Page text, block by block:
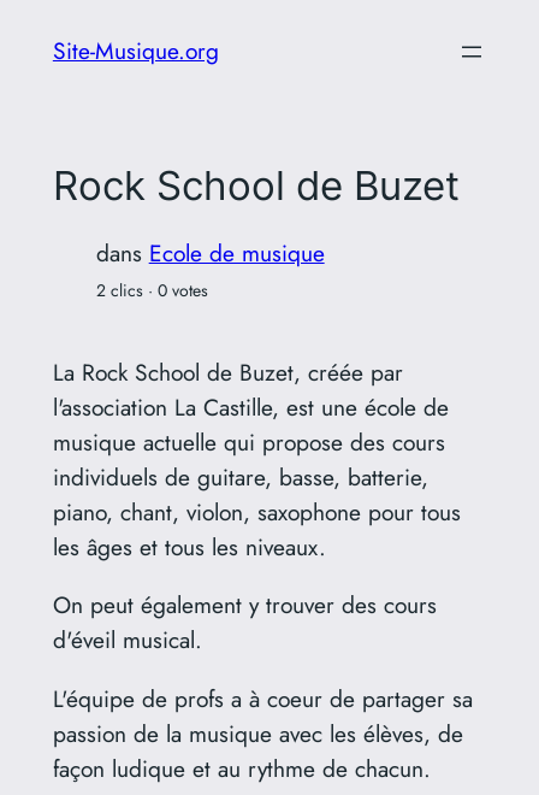
Site-Musique.org
Rock School de Buzet
dans Ecole de musique
2 clics · 0 votes
La Rock School de Buzet, créée par
l'association La Castille, est une école de
musique actuelle qui propose des cours
individuels de guitare, basse, batterie,
piano, chant, violon, saxophone pour tous
les âges et tous les niveaux.
On peut également y trouver des cours
d'éveil musical.
L'équipe de profs a à coeur de partager sa
passion de la musique avec les élèves, de
façon ludique et au rythme de chacun.